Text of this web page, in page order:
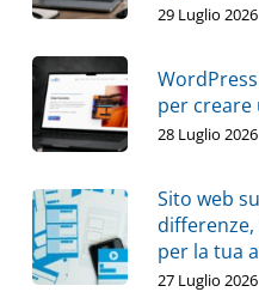
29 Luglio 2026
per creare
28 Luglio 2026
Sito web
differenze,
per la tua
27 Luglio 2026